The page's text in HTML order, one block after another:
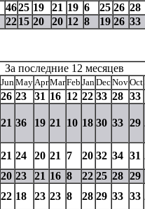
4625 19 21 19 6 25 26 28
2215 20 20 12 8 19 26 33
За последние 12 месяцев
Jun May AprMarFeb Jan DecNovOct
26 23 31 16 12 22 33 28 33
21 36 19 21 10 18 30 33 29
21 24 20 21 7 20 32 34 31
20 23 21 16 8 22 25 28 29
22 18 23 23 8 28 29 33 33